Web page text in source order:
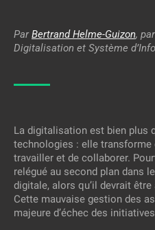
ParBertrand Helme-Guizon,
Digitalisation et Système
La digitalisation est bien plus
technologies : elle
travailler et de collaborer.
relégué au second plan dans
digitale, alors qu’il devrait
Cette mauvaise gestion des
majeure d’échec des